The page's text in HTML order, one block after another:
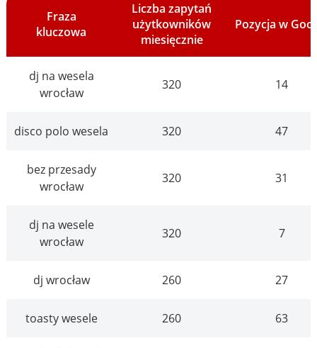
Fraza
kluczowa
Liczba zapytań
użytkowników
miesięcznie
Pozycja w
dj na wesela
wrocław
320 14
disco polo wesela 320 47
bez przesady
wrocław
320 31
dj na wesele
wrocław
320 7
dj wrocław 260 27
toasty wesele 260 63